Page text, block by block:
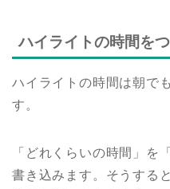
ハイライトの時間を
ハイライトの時間は朝で
す。
「どれくらいの時間」を
書き込みます。そうする